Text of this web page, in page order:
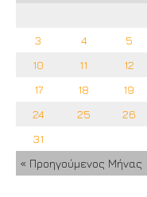
3
4 5
10
11 12
17
18 19
24
25 26
31
« Προηγούμενος Μήνας